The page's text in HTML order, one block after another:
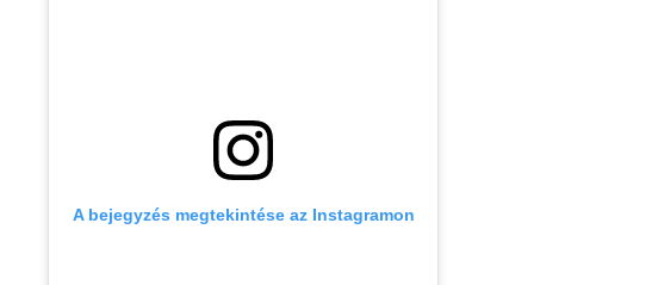
A bejegyzés megtekintése az Instagramon